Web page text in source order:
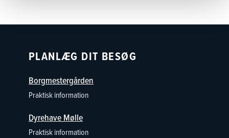
PLANLÆG DIT BESØG
Borgmestergården
Praktisk information
Dyrehave Mølle
Praktisk information